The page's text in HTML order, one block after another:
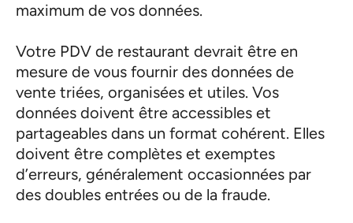
maximum de vos données.
Votre PDV de restaurant devrait être en
mesure de vous fournir des données de
vente triées, organisées et utiles. Vos
données doivent être accessibles et
partageables dans un format cohérent. Elles
doivent être complètes et exemptes
d’erreurs, généralement occasionnées par
des doubles entrées ou de la fraude.